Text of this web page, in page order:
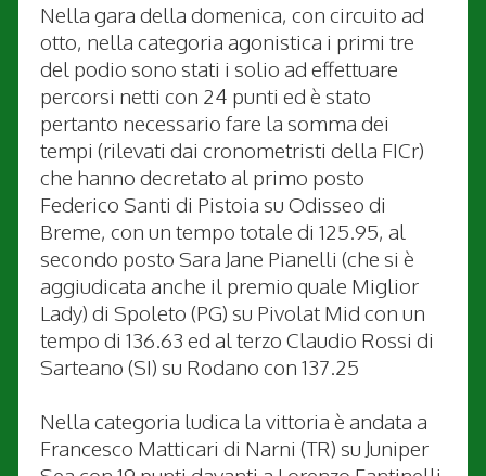
Nella gara della domenica, con circuito ad
otto, nella categoria agonistica i primi tre
del podio sono stati i solio ad effettuare
percorsi netti con 24 punti ed è stato
pertanto necessario fare la somma dei
tempi (rilevati dai cronometristi della FICr)
che hanno decretato al primo posto
Federico Santi di Pistoia su Odisseo di
Breme, con un tempo totale di 125.95, al
secondo posto Sara Jane Pianelli (che si è
aggiudicata anche il premio quale Miglior
Lady) di Spoleto (PG) su Pivolat Mid con un
tempo di 136.63 ed al terzo Claudio Rossi di
Sarteano (SI) su Rodano con 137.25
Nella categoria ludica la vittoria è andata a
Francesco Matticari di Narni (TR) su Juniper